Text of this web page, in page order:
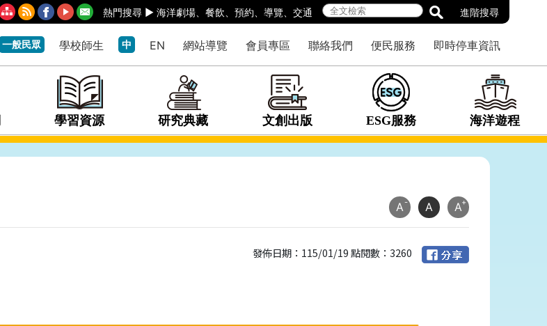
熱門搜尋 ► 海洋劇場、 餐飲 預約 導覽 交通 進階搜尋
一般民眾 學校師生 中 EN 網站導覽 會員專區 聯絡我們 便民服務 即時停車資訊
學習資源 研究典藏 文創出版 ESG服務 海洋遊程
A- A A+
發佈日期：115/01/19 點閱數：3260